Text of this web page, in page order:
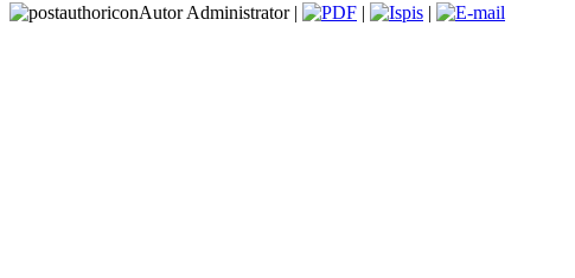
Autor Administrator | | |